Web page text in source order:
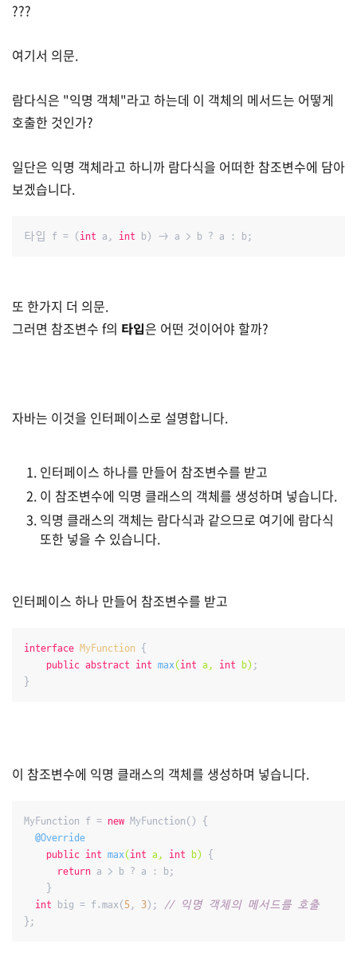
???
여기서 의문.
람다식은 "익명 객체"라고 하는데 이 객체의 메서드는 어떻게
호출한 것인가?
일단은 익명 객체라고 하니까 람다식을 어떠한 참조변수에 담아
보겠습니다.
타입 f = (int a, int b) -> a > b ? a : b;
또 한가지 더 의문.
그러면 참조변수 f의 타입은 어떤 것이어야 할까?
자바는 이것을 인터페이스로 설명합니다.
인터페이스 하나를 만들어 참조변수를 받고
이 참조변수에 익명 클래스의 객체를 생성하며 넣습니다.
익명 클래스의 객체는 람다식과 같으므로 여기에 람다식
또한 넣을 수 있습니다.
인터페이스 하나 만들어 참조변수를 받고
interface MyFunction {
public abstract int max(int a, int b) ;
}
이 참조변수에 익명 클래스의 객체를 생성하며 넣습니다.
MyFunction f = new MyFunction() {
@Override
public int max(int a, int b) {
return a > b ? a : b;
    }
int big = f.max(5, 3);
// 익명 객체의 메서드를 호출
};